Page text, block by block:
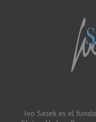
Ivo Sasek es el